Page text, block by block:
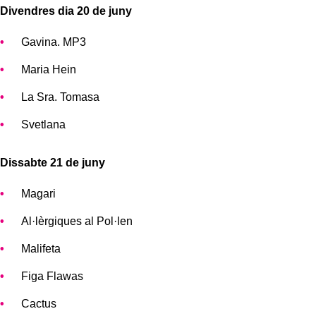
Divendres dia 20 de juny
Gavina. MP3
Maria Hein
La Sra. Tomasa
Svetlana
Dissabte 21 de juny
Magari
Al·lèrgiques al Pol·len
Malifeta
Figa Flawas
Cactus